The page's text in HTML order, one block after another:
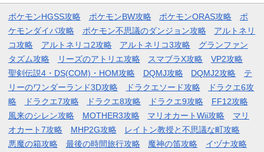
ポケモンHGSS攻略 ポケモンBW攻略 ポケモンORAS攻略
ポ
ケモンダイパ攻略
ポケモン不思議のダンジョン攻略
アルトネリ
コ攻略
アルトネリコ2攻略 アルトネリコ3攻略
グランファン
タズム攻略
リーズのアトリエ攻略 スマブラX攻略
VP2攻略
聖剣伝説4・DS(COM)・HOM攻略
DQMJ攻略 DQMJ2攻略
テ
リーのワンダーランド3D攻略
ドラクエソード攻略
ドラクエ6攻
略
ドラクエ7攻略 ドラクエ8攻略 ドラクエ9攻略
FF12攻略
風来のシレン攻略
MOTHER3攻略 マリオカートWii攻略
マリ
オカート7攻略
MHP2G攻略
レイトン教授と不思議な町攻略
悪魔の箱攻略
最後の時間旅行攻略 魔神の笛攻略 イヅナ攻略